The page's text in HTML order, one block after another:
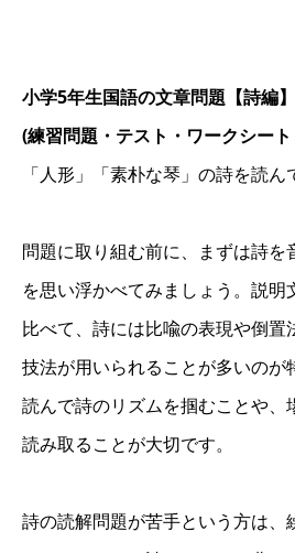
小学5年生国語の文章問題【詩編
(練習問題・テスト・ワークシー
「人形」「素朴な琴」の詩を読ん
問題に取り組む前に、まずは詩を
を思い浮かべてみましょう。説明
比べて、詩には比喩の表現や倒置
技法が用いられることが多いのが
読んで詩のリズムを掴むことや、
読み取ることが大切です。
詩の読解問題が苦手という方は、